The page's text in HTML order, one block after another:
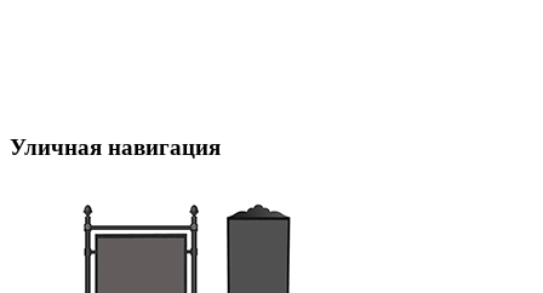
Уличная навигация